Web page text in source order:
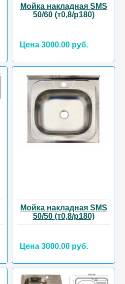
Мойка накладная SMS
50/60 (т0,8/р180)
Цена 3000.00 руб.
Мойка накладная SMS
50/50 (т0,8/р180)
Цена 3000.00 руб.